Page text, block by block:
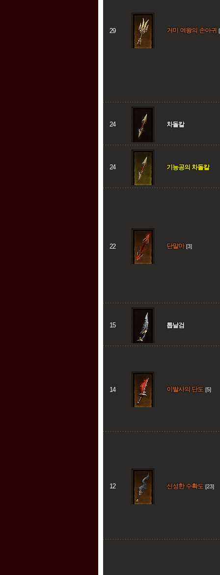
29 거미 여왕의 손아귀
24 차돌칼
24 기능공의 차돌칼
22 단말마 [3]
15 톱날검
14 이발사의 단도 [5]
12 신성한 수확도 [23]